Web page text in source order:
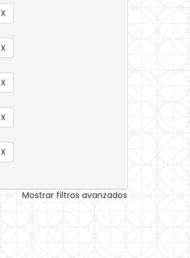
Mostrar filtros avanzados